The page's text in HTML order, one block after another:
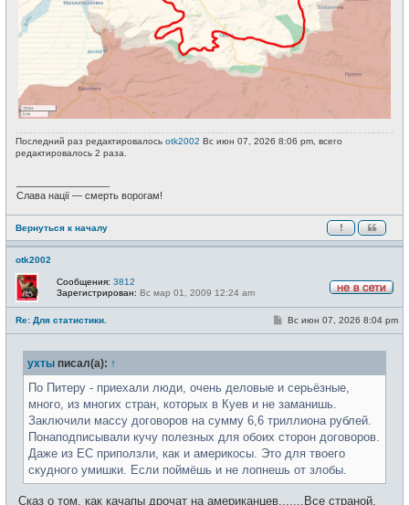
Последний раз редактировалось otk2002 Вс июн 07, 2026 8:06 pm, всего
редактировалось 2 раза.
Слава нації — смерть ворогам!
Вернуться к началу
otk2002
е
в
с
Сообщения: 3812
Зарегистрирован: Вс мар 01, 2009 12:24 am
Re: Для статистики.
С
б
е
н
е
Вс июн 07, 2026 8:04 pm
ухты писал(а): ↑
По Питеру - приехали люди, очень деловые и серьёзные,
много, из многих стран, которых в Куев и не заманишь.
Заключили массу договоров на сумму 6,6 триллиона рублей.
Понаподписывали кучу полезных для обоих сторон договоров.
Даже из ЕС приползли, как и америкосы. Это для твоего
скудного умишки. Если поймёшь и не лопнешь от злобы.
Сказ о том, как качапы дрочат на американцев.......Все страной,